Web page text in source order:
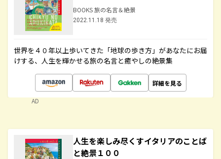
BOOKS 旅の名言＆絶景
2022.11.18 発売
世界を４０年以上歩いてきた「地球の歩き方」があなたにお届
けする、人生を輝かせる旅の名言と癒やしの絶景集
詳細を見る
AD
人生を楽しみ尽くすイタリアのことば
と絶景１００